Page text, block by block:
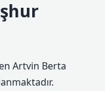
Artvin Berta